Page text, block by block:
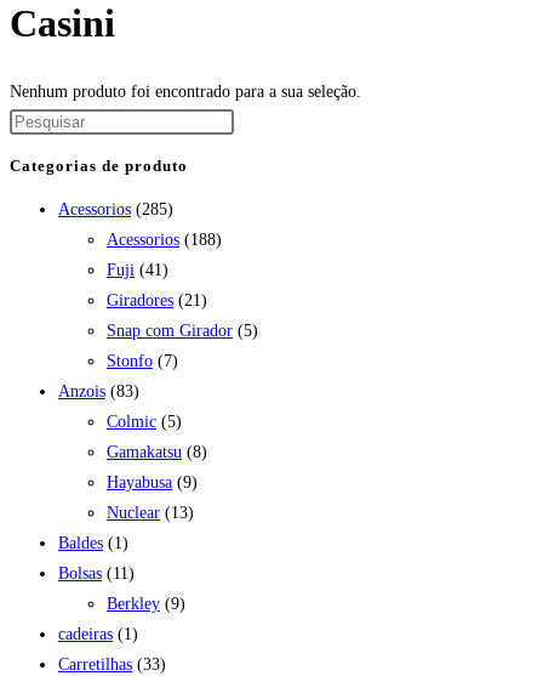
Casini
Nenhum produto foi encontrado para a sua seleção.
Categorias de produto
Acessorios (285)
Acessorios (188)
Fuji (41)
Giradores (21)
Snap com Girador (5)
Stonfo (7)
Anzois (83)
Colmic (5)
Gamakatsu (8)
Hayabusa (9)
Nuclear (13)
Baldes (1)
Bolsas (11)
Berkley (9)
cadeiras (1)
Carretilhas (33)